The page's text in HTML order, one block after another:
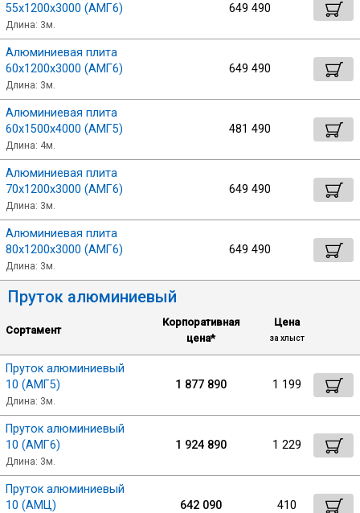
55х1200х3000 (АМГ6)
Длина: 3м.
649 490
Алюминиевая плита
60х1200х3000 (АМГ6)
Длина: 3м.
649 490
Алюминиевая плита
60х1500х4000 (АМГ5)
Длина: 4м.
481 490
Алюминиевая плита
70х1200х3000 (АМГ6)
Длина: 3м.
649 490
Алюминиевая плита
80х1200х3000 (АМГ6)
Длина: 3м.
649 490
Пруток алюминиевый
Сортамент
Корпоративная
цена*
Цена
за хлыст
Пруток алюминиевый
10 (АМГ5)
Длина: 3м.
1 877 890 1 199
Пруток алюминиевый
10 (АМГ6)
Длина: 3м.
1 924 890 1 229
Пруток алюминиевый
10 (АМЦ)
642 090 410